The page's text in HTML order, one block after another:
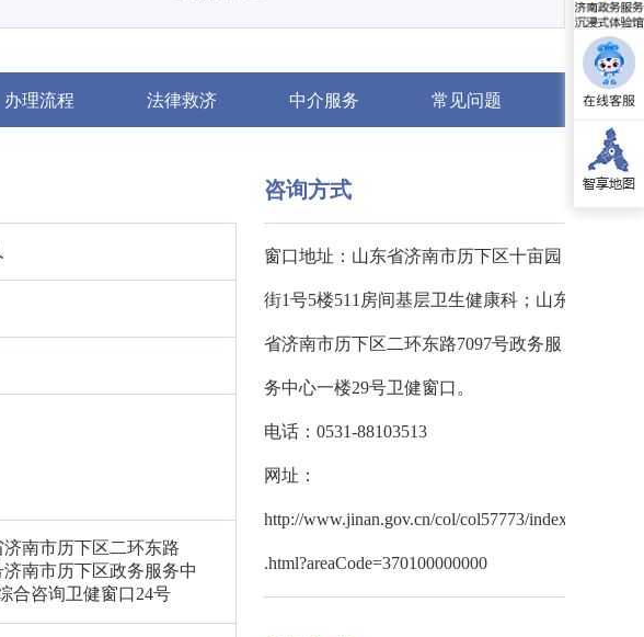
办理流程 法律救济 中介服务 常见问题
济南市历下区二环东路
济南市历下区政务服务中
合咨询卫健窗口24号
咨询方式
窗口地址：山东省济南市历下区十亩园
街1号5楼511房间基层卫生健康科；山东
省济南市历下区二环东路7097号政务服
务中心一楼29号卫健窗口。
电话：0531-88103513
网址：
http://www.jinan.gov.cn/col/col57773/index
.html?areaCode=370100000000